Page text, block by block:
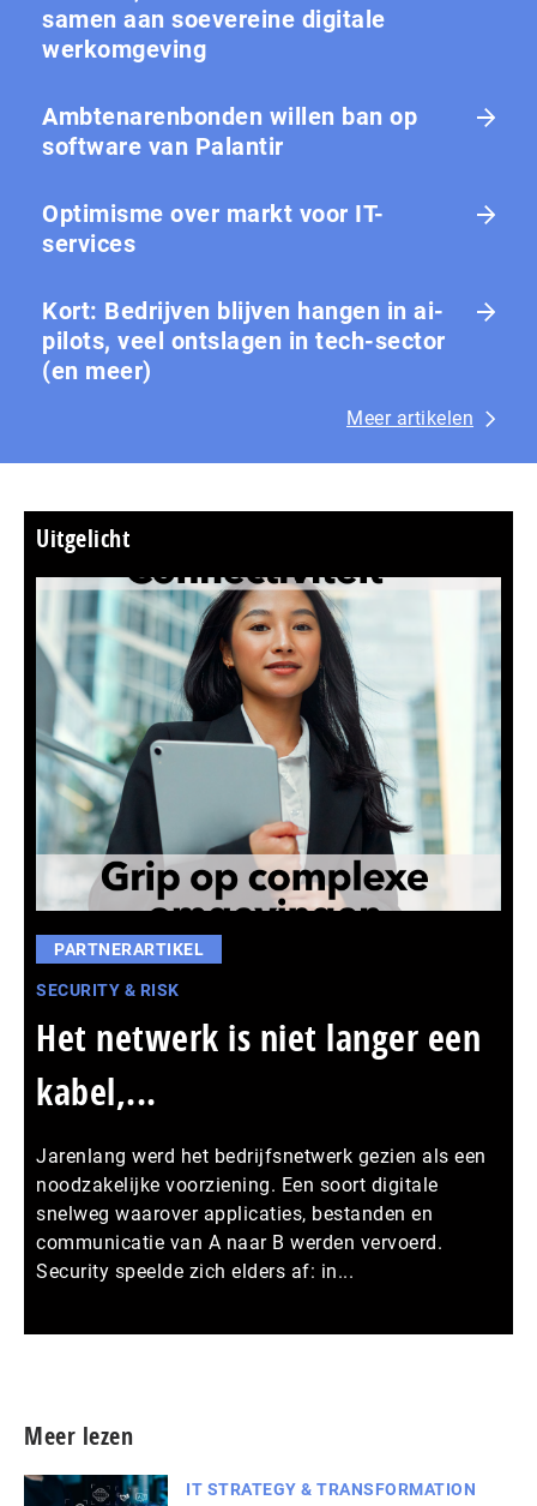
samen aan soevereine digitale
werkomgeving
Ambtenarenbonden willen ban op
software van Palantir
Optimisme over markt voor IT-
services
Kort: Bedrijven blijven hangen in ai-
pilots, veel ontslagen in tech-sector
(en meer)
Meer artikelen
Uitgelicht
PARTNERARTIKEL
SECURITY & RISK
Het netwerk is niet langer een
kabel,...
Jarenlang werd het bedrijfsnetwerk gezien als een
noodzakelijke voorziening. Een soort digitale
snelweg waarover applicaties, bestanden en
communicatie van A naar B werden vervoerd.
Security speelde zich elders af: in...
Meer lezen
IT STRATEGY & TRANSFORMATION